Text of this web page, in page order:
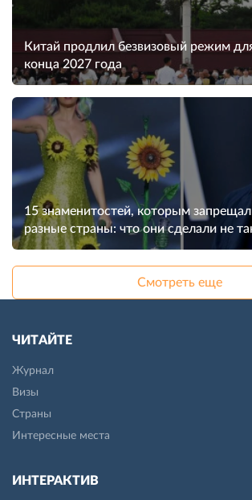
Китай продлил безвизовый режим
конца 2027 года
15 знаменитостей, которым
разные страны: что они сделали не
Смотреть еще
ЧИТАЙТЕ
Журнал
Визы
Страны
Интересные места
ИНТЕРАКТИВ